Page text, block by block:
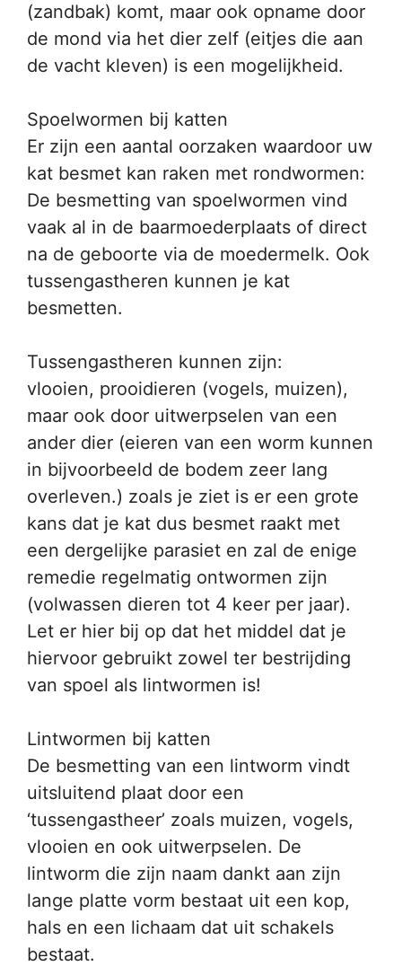
(zandbak) komt, maar ook opname door
de mond via het dier zelf (eitjes die aan
de vacht kleven) is een mogelijkheid.
Spoelwormen bij katten
Er zijn een aantal oorzaken waardoor uw
kat besmet kan raken met rondwormen:
De besmetting van spoelwormen vind
vaak al in de baarmoederplaats of direct
na de geboorte via de moedermelk. Ook
tussengastheren kunnen je kat
besmetten.
Tussengastheren kunnen zijn:
vlooien, prooidieren (vogels, muizen),
maar ook door uitwerpselen van een
ander dier (eieren van een worm kunnen
in bijvoorbeeld de bodem zeer lang
overleven.) zoals je ziet is er een grote
kans dat je kat dus besmet raakt met
een dergelijke parasiet en zal de enige
remedie regelmatig ontwormen zijn
(volwassen dieren tot 4 keer per jaar).
Let er hier bij op dat het middel dat je
hiervoor gebruikt zowel ter bestrijding
van spoel als lintwormen is!
Lintwormen bij katten
De besmetting van een lintworm vindt
uitsluitend plaat door een
‘tussengastheer’ zoals muizen, vogels,
vlooien en ook uitwerpselen. De
lintworm die zijn naam dankt aan zijn
lange platte vorm bestaat uit een kop,
hals en een lichaam dat uit schakels
bestaat.